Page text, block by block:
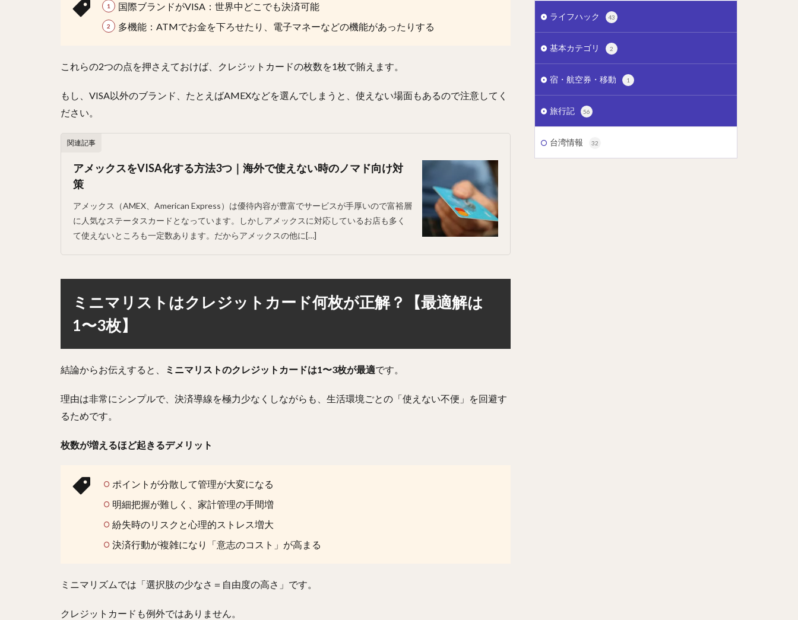
国際ブランドがVISA：世界中どこでも決済可能
多機能：ATMでお金を下ろせたり、電子マネーなどの機能があったりする
これらの2つの点を押さえておけば、クレジットカードの枚数を1枚で賄えます。
もし、VISA以外のブランド、たとえばAMEXなどを選んでしまうと、使えない場面もあるので注意してく
ださい。
関連記事
アメックスをVISA化する方法3つ｜海外で使えない時のノマド向け対
策
アメックス（AMEX、American Express）は優待内容が豊富でサービスが手厚いので富裕層
に人気なステータスカードとなっています。しかしアメックスに対応しているお店も多く
て使えないところも一定数あります。だからアメックスの他に[…]
ミニマリストはクレジットカード何枚が正解？【最適解は
1〜3枚】
結論からお伝えすると、 ミニマリストのクレジットカードは1〜3枚が最適です。
理由は非常にシンプルで、決済導線を極力少なくしながらも、生活環境ごとの「使えない不便」を回避す
るためです。
枚数が増えるほど起きるデメリット
ポイントが分散して管理が大変になる
明細把握が難しく、家計管理の手間増
紛失時のリスクと心理的ストレス増大
決済行動が複雑になり「意志のコスト」が高まる
ミニマリズムでは「選択肢の少なさ＝自由度の高さ」です。
クレジットカードも例外ではありません。
ライフハック 43
基本カテゴリ 2
宿・航空券・移動 1
旅行記 56
台湾情報 32